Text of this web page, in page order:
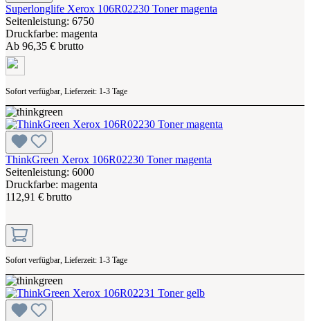
Superlonglife Xerox 106R02230 Toner magenta
Seitenleistung: 6750
Druckfarbe: magenta
Ab 96,35 € brutto
Sofort verfügbar, Lieferzeit: 1-3 Tage
ThinkGreen Xerox 106R02230 Toner magenta
Seitenleistung: 6000
Druckfarbe: magenta
112,91 € brutto
Sofort verfügbar, Lieferzeit: 1-3 Tage